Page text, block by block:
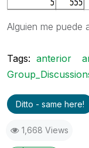
Alguien me puede
Tags: anterior
Ditto - same here!
1,668 Views